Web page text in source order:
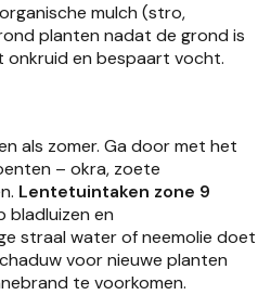
mulch (stro,
planten nadat de grond is
en bespaart vocht.
als zomer. Ga door met het
– okra, zoete
Lentetuintaken zone 9
en
straal water of neemolie doet
voor nieuwe planten
te voorkomen.